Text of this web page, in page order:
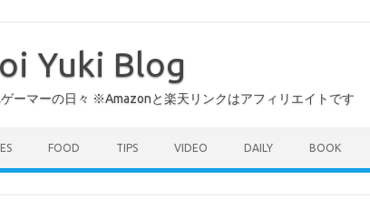
Yuki Blog
ゲーマーの日々 ※Amazonと楽天リンクはアフィリエイトです
FOOD TIPS VIDEO DAILY BOOK